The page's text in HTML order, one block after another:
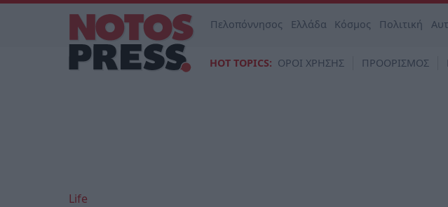
Πελοπόννησος Ελλάδα Κόσμος Πολιτική
HOT TOPICS: ΟΡΟΙ ΧΡΗΣΗΣ ΠΡΟΟΡΙΣΜΟΣ
Life